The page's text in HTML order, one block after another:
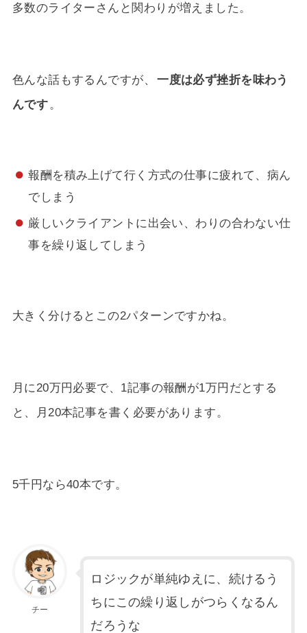
多数のライターさんと関わりが増えました。
色んな話もするんですが、 一度は必ず挫折を味わう
んです 。
報酬を積み上げて行く方式の仕事に疲れて、病ん
でしまう
厳しいクライアントに出会い、わりの合わない仕
事を繰り返してしまう
大きく分けるとこの2パターンですかね。
月に20万円必要で、1記事の報酬が1万円だとする
と、月20本記事を書く必要があります。
5千円なら40本です。
チー
ロジックが単純ゆえに、続けるう
ちにこの繰り返しがつらくなるん
だろうな